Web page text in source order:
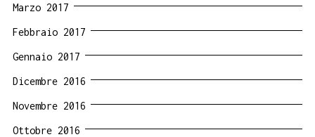
Marzo 2017
Febbraio 2017
Gennaio 2017
Dicembre 2016
Novembre 2016
Ottobre 2016